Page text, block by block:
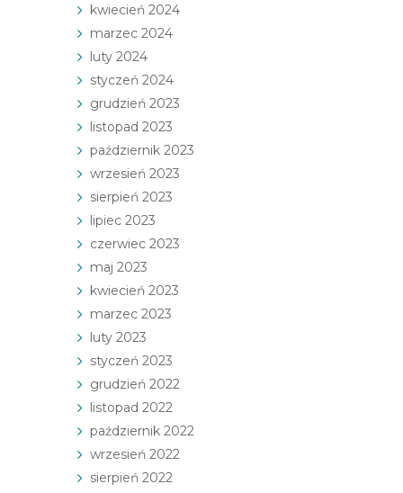
kwiecień 2024
marzec 2024
luty 2024
styczeń 2024
grudzień 2023
listopad 2023
październik 2023
wrzesień 2023
sierpień 2023
lipiec 2023
czerwiec 2023
maj 2023
kwiecień 2023
marzec 2023
luty 2023
styczeń 2023
grudzień 2022
listopad 2022
październik 2022
wrzesień 2022
sierpień 2022